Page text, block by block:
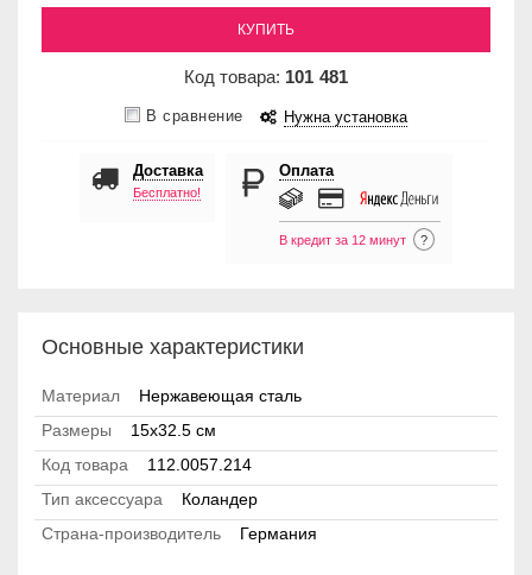
КУПИТЬ
Код товара: 101 481
В сравнение Нужна установка
Доставка
Бесплатно!
Оплата
В кредит за 12 минут ?
Основные характеристики
Материал
Нержавеющая сталь
Размеры
15x32.5 см
Код товара
112.0057.214
Тип аксессуара
Коландер
Страна-производитель
Германия